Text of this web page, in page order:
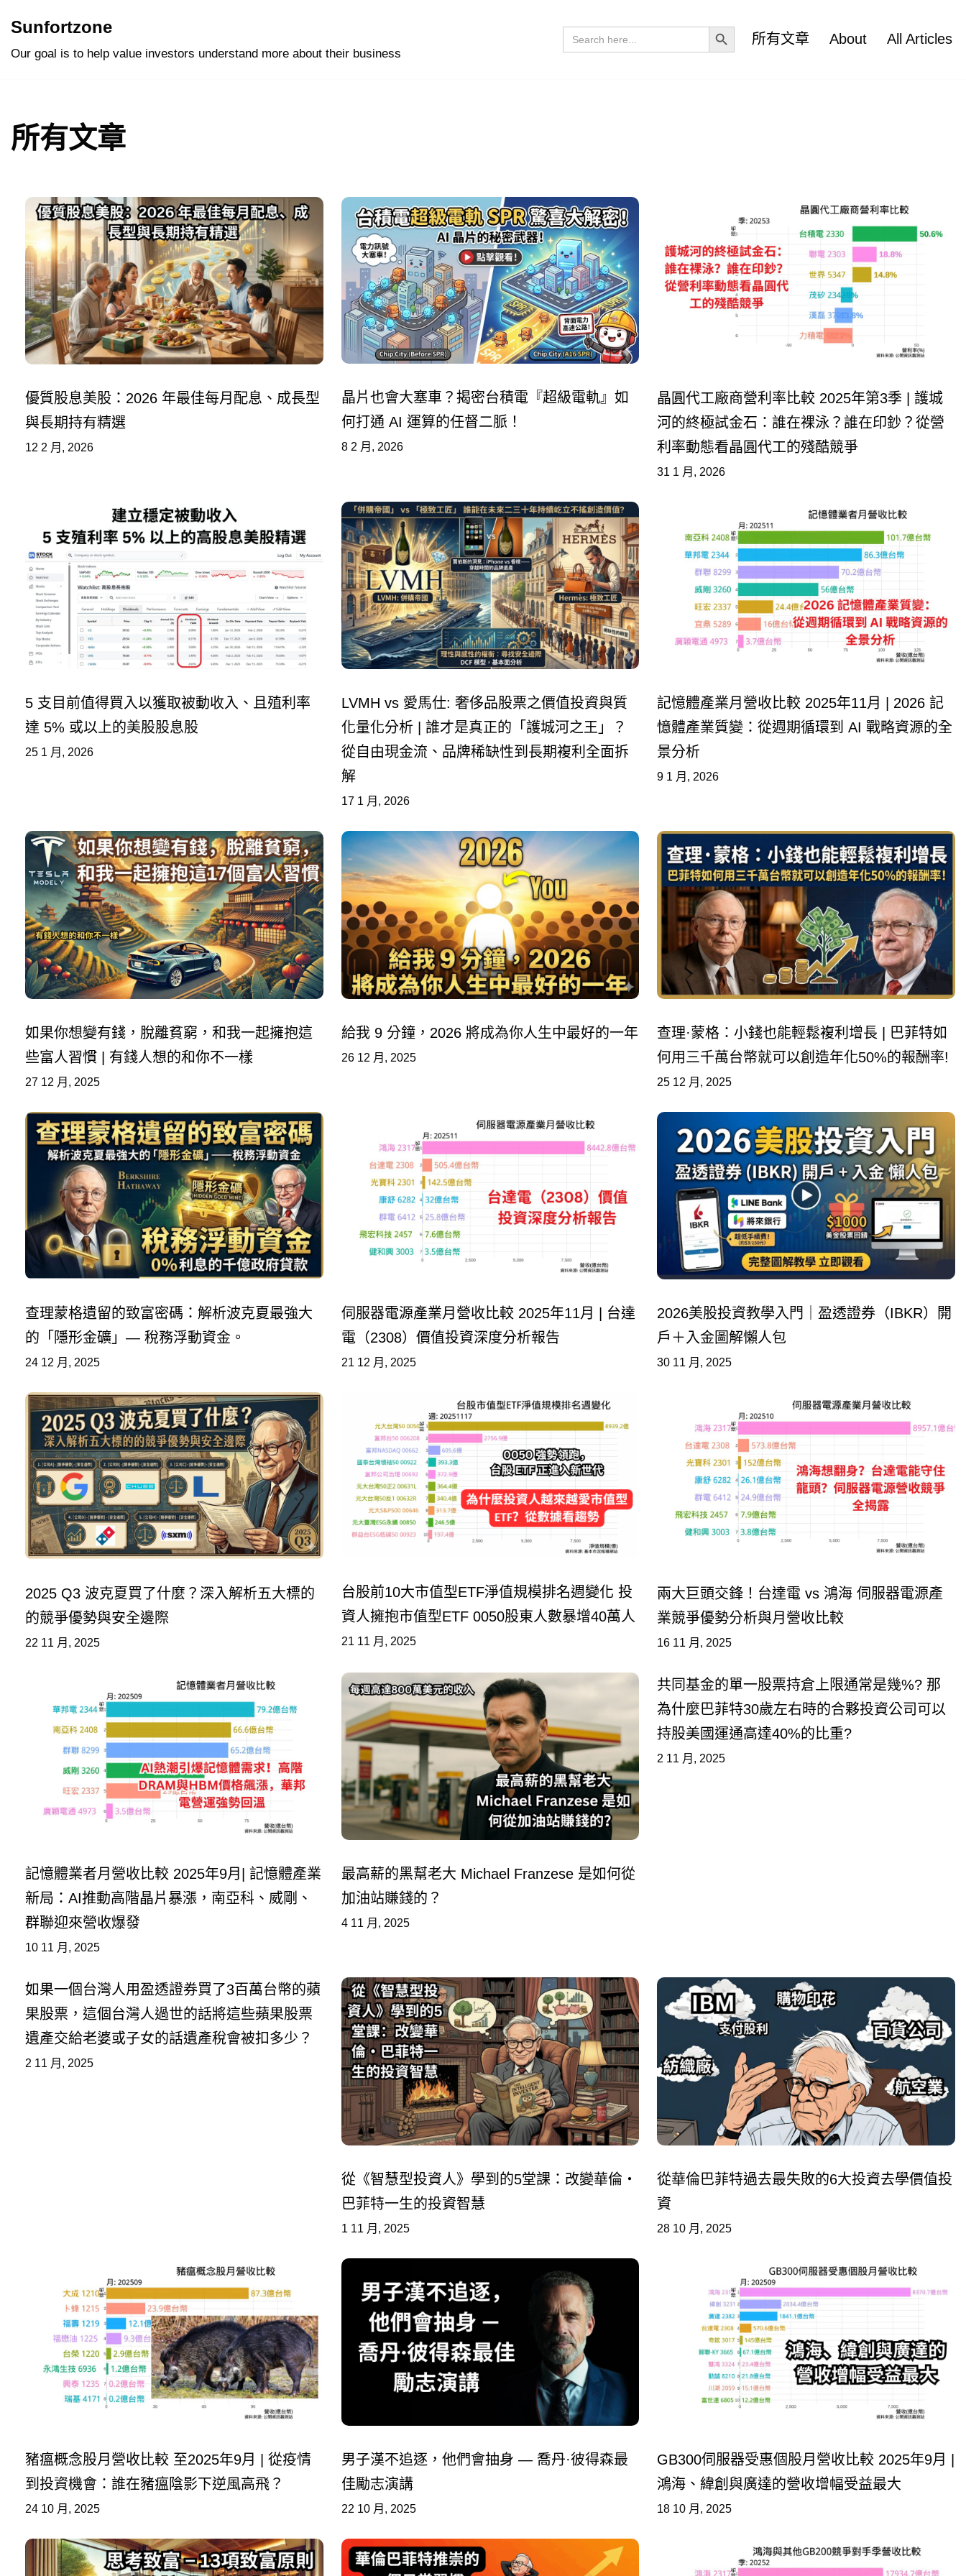
Sunfortzone
Our goal is to help value investors understand more about their business
Search
for:
Search Button
所有文章
About All Articles
所有文章
優質股息美股：2026 年最佳每月配息、成長型
與長期持有精選
12 2 月, 2026
晶片也會大塞車？揭密台積電『超級電軌』如
何打通 AI 運算的任督二脈！
8 2 月, 2026
晶圓代工廠商營利率比較 2025年第3季 | 護城
河的終極試金石：誰在裸泳？誰在印鈔？從營
利率動態看晶圓代工的殘酷競爭
31 1 月, 2026
5 支目前值得買入以獲取被動收入、且殖利率
達 5% 或以上的美股股息股
25 1 月, 2026
LVMH vs 愛馬仕: 奢侈品股票之價值投資與質
化量化分析 | 誰才是真正的「護城河之王」？
從自由現金流、品牌稀缺性到長期複利全面拆
解
17 1 月, 2026
記憶體產業月營收比較 2025年11月 | 2026 記
憶體產業質變：從週期循環到 AI 戰略資源的全
景分析
9 1 月, 2026
如果你想變有錢，脫離貧窮，和我一起擁抱這
些富人習慣 | 有錢人想的和你不一樣
27 12 月, 2025
給我 9 分鐘，2026 將成為你人生中最好的一年
26 12 月, 2025
查理·蒙格：小錢也能輕鬆複利增長 | 巴菲特如
何用三千萬台幣就可以創造年化50%的報酬率!
25 12 月, 2025
查理蒙格遺留的致富密碼：解析波克夏最強大
的「隱形金礦」— 稅務浮動資金。
24 12 月, 2025
伺服器電源產業月營收比較 2025年11月 | 台達
電（2308）價值投資深度分析報告
21 12 月, 2025
2026美股投資教學入門｜盈透證券（IBKR）開
戶＋入金圖解懶人包
30 11 月, 2025
2025 Q3 波克夏買了什麼？深入解析五大標的
的競爭優勢與安全邊際
22 11 月, 2025
台股前10大市值型ETF淨值規模排名週變化 投
資人擁抱市值型ETF 0050股東人數暴增40萬人
21 11 月, 2025
兩大巨頭交鋒！台達電 vs 鴻海 伺服器電源產
業競爭優勢分析與月營收比較
16 11 月, 2025
記憶體業者月營收比較 2025年9月| 記憶體產業
新局：AI推動高階晶片暴漲，南亞科、威剛、
群聯迎來營收爆發
10 11 月, 2025
最高薪的黑幫老大 Michael Franzese 是如何從
加油站賺錢的？
4 11 月, 2025
共同基金的單一股票持倉上限通常是幾%? 那
為什麼巴菲特30歲左右時的合夥投資公司可以
持股美國運通高達40%的比重?
2 11 月, 2025
如果一個台灣人用盈透證券買了3百萬台幣的蘋
果股票，這個台灣人過世的話將這些蘋果股票
遺產交給老婆或子女的話遺產稅會被扣多少？
2 11 月, 2025
從《智慧型投資人》學到的5堂課：改變華倫・
巴菲特一生的投資智慧
1 11 月, 2025
從華倫巴菲特過去最失敗的6大投資去學價值投
資
28 10 月, 2025
豬瘟概念股月營收比較 至2025年9月 | 從疫情
到投資機會：誰在豬瘟陰影下逆風高飛？
24 10 月, 2025
男子漢不追逐，他們會抽身 — 喬丹·彼得森最
佳勵志演講
22 10 月, 2025
GB300伺服器受惠個股月營收比較 2025年9月 |
鴻海、緯創與廣達的營收增幅受益最大
18 10 月, 2025